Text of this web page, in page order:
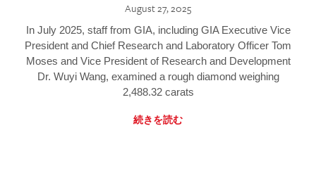
August 27, 2025
In July 2025, staff from GIA, including GIA Executive Vice
President and Chief Research and Laboratory Officer Tom
Moses and Vice President of Research and Development
Dr. Wuyi Wang, examined a rough diamond weighing
2,488.32 carats
続きを読む